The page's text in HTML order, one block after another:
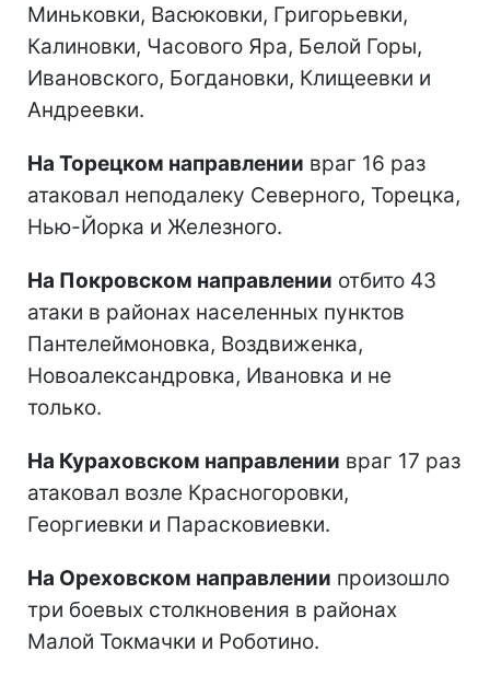
Миньковки, Васюковки, Григорьевки,
Калиновки, Часового Яра, Белой Горы,
Ивановского, Богдановки, Клищеевки и
Андреевки.
На Торецком направлении враг 16 раз
атаковал неподалеку Северного, Торецка,
Нью-Йорка и Железного.
На Покровском направлении отбито 43
атаки в районах населенных пунктов
Пантелеймоновка, Воздвиженка,
Новоалександровка, Ивановка и не
только.
На Кураховском направлении враг 17 раз
атаковал возле Красногоровки,
Георгиевки и Парасковиевки.
На Ореховском направлении произошло
три боевых столкновения в районах
Малой Токмачки и Роботино.